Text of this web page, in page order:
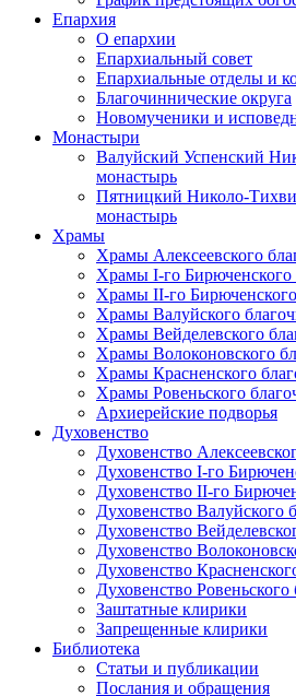
Епархия
О епархии
Епархиальный совет
Епархиальные отделы и
Благочиннические округа
Новомученики и
Монастыри
Валуйский Успенский
монастырь
Пятницкий Николо-
монастырь
Храмы
Храмы Алексеевского
Храмы I-го Бирюченского
Храмы II-го
Храмы Валуйского
Храмы Вейделевского
Храмы Волоконовского
Храмы Красненского
Храмы Ровеньского
Архиерейские подворья
Духовенство
Духовенство
Духовенство I-го
Духовенство II-го
Духовенство Валуйского
Духовенство
Духовенство
Духовенство
Духовенство Ровеньского
Заштатные клирики
Запрещенные клирики
Библиотека
Статьи и публикации
Послания и обращения